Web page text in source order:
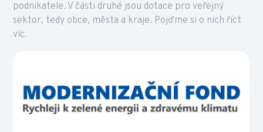
podnikatele. V části druhé jsou dotace pro veřejný
sektor, tedy obce, města a kraje. Pojďme si o nich říct
víc.